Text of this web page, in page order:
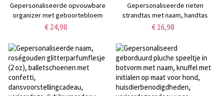
Gepersonaliseerde opvouwbare
organizer met geboortebloem
en naam voor haaknaalden,
verjaardags-/moederdagcadeau
voor
haar/mama/oma/haakliefhebbers
€ 24,98
Gepersonaliseerde rieten
strandtas met naam, handtas
voor
vrijgezellenfeestcadeau voor
aan het strand,
bruidsdouche/huwelijksgeschenk
voor haar/bruidsmeisje
€ 16,98